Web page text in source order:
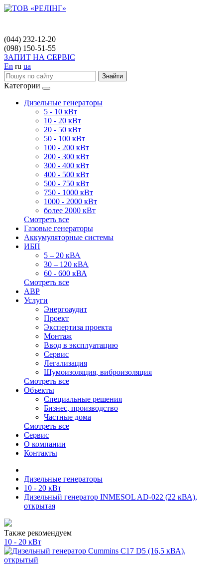
(044) 232-12-20
(098) 150-51-55
ЗАПИТ НА СЕРВІС
En ru ua
Знайти
Категории
Дизельные генераторы
5 - 10 кВт
10 - 20 кВт
20 - 50 кВт
50 - 100 кВт
100 - 200 кВт
200 - 300 кВт
300 - 400 кВт
400 - 500 кВт
500 - 750 кВт
750 - 1000 кВт
1000 - 2000 кВт
более 2000 кВт
Смотреть все
Газовые генераторы
Аккумуляторные системы
ИБП
5 – 20 кВА
30 – 120 кВА
60 - 600 кВА
Смотреть все
АВР
Услуги
Энергоаудит
Проект
Экспертиза проекта
Монтаж
Ввод в эксплуатацию
Сервис
Легализация
Шумоизоляция, виброизоляция
Смотреть все
Объекты
Специальные решения
Бизнес, производство
Частные дома
Смотреть все
Сервис
О компании
Контакты
Дизельные генераторы
10 - 20 кВт
Дизельный генератор INMESOL AD-022 (22 кВА),
открытая
Также рекомендуем
10 - 20 кВт